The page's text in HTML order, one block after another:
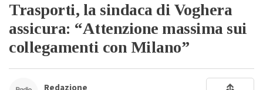
Trasporti, la sindaca di Voghera
assicura: “Attenzione massima sui
collegamenti con Milano”